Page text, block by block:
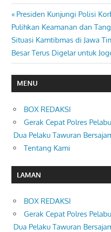
Navigasi
pos
Previous
Post:
Presiden Kunjungi Polisi
Pulihkan Keamanan dan
Next
Post:
Situasi Kamtibmas di Jawa
Besar Terus Digelar untuk
MENU
BOX REDAKSI
Gerak Cepat Polres
Dua Pelaku Tawuran
Tentang Kami
LAMAN
BOX REDAKSI
Gerak Cepat Polres
Dua Pelaku Tawuran